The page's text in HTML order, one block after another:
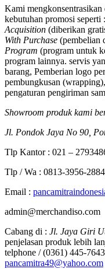
Kami
kebutuhan promosi seperti :
Acquisition (diberikan
With Purchase (pembelian
Program (program untuk
program lainnya. servis
barang, Pemberian logo
pembungkusan
pengaturan pengiriman
Showroom produk kami
Jl. Pondok Jaya No 90,
Tlp Kantor : 021 –
Tlp / Wa : 0813-3956-
Email :
admin@merchandiso.com
Cabang di : Jl. Jaya Giri
penjelasan produk lebih
telphone / (0361) 445-
pancamitra49@yahoo.com